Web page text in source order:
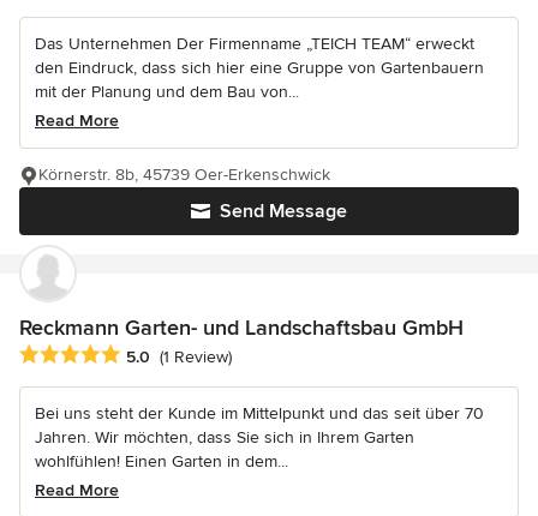
Das Unternehmen Der Firmenname „TEICH TEAM“ erweckt
den Eindruck, dass sich hier eine Gruppe von Gartenbauern
mit der Planung und dem Bau von...
Read More
Send Message
Körnerstr. 8b, 45739 Oer-Erkenschwick
Reckmann Garten- und Landschaftsbau GmbH
Average rating: 5 out of 5 stars
5.0 (1 Review)
Bei uns steht der Kunde im Mittelpunkt und das seit über 70
Jahren. Wir möchten, dass Sie sich in Ihrem Garten
wohlfühlen! Einen Garten in dem...
Read More